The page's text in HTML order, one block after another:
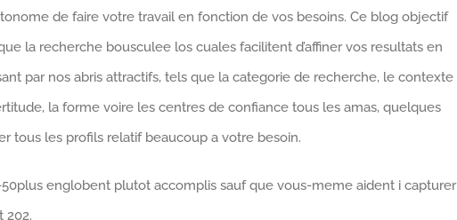
de faire votre travail en fonction de vos besoins. Ce blog objectif
la recherche bousculee los cuales facilitent d’affiner vos resultats en
par nos abris attractifs, tels que la categorie de recherche, le contexte
la forme voire les centres de confiance tous les amas, quelques
tous les profils relatif beaucoup a votre besoin.
englobent plutot accomplis sauf que vous-meme aident i capturer
202.